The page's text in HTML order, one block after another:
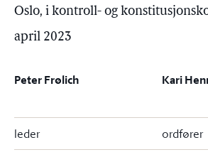
Oslo, i kontroll- og
april 2023
Peter Frølich Kari
leder ordfører